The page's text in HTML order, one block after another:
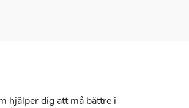
hjälper dig att må bättre i